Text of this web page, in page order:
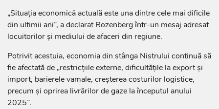
„Situația economică actuală este una dintre cele mai dificile
din ultimii ani”, a declarat Rozenberg într-un mesaj adresat
locuitorilor și mediului de afaceri din regiune.
Potrivit acestuia, economia din stânga Nistrului continuă să
fie afectată de „restricțiile externe, dificultățile la export și
import, barierele vamale, creșterea costurilor logistice,
precum și oprirea livrărilor de gaze la începutul anului
2025”.